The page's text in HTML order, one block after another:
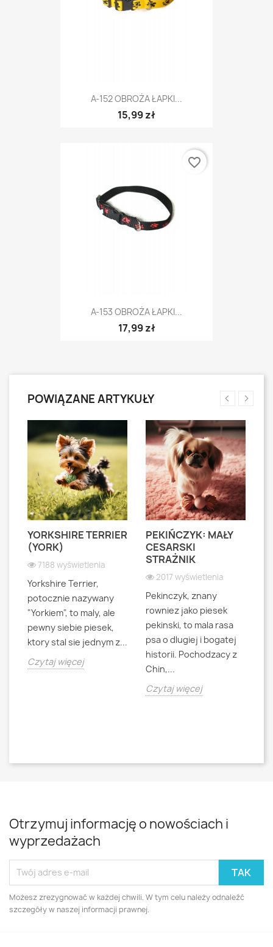
A-152 OBROŻA ŁAPKI...
15,99 zł
A-153 OBROŻA ŁAPKI...
17,99 zł
favorite_border
POWIĄZANE ARTYKUŁY
YORKSHIRE TERRIER
(YORK)
7188 wyświetlenia
Yorkshire Terrier,
potocznie nazywany
"Yorkiem", to maly, ale
pewny siebie piesek,
ktory stal sie jednym z...
Czytaj więcej
PEKIŃCZYK: MAŁY
CESARSKI
STRAŻNIK
2017 wyświetlenia
Pekinczyk, znany
rowniez jako piesek
pekinski, to mala rasa
psa o dlugiej i bogatej
historii. Pochodzacy z
Chin,...
Czytaj więcej
Otrzymuj informację o nowościach i
wyprzedażach
Możesz zrezygnować w każdej chwili. W tym celu należy odnaleźć
szczegóły w naszej informacji prawnej.